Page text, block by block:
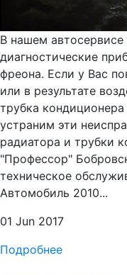
В нашем
диагностические
фреона. Если у Вас
или в результате
трубка
устраним эти
радиатора и трубки
"Профессор"
техническое
Автомобиль 2010...
01 Jun 2017
Подробнее